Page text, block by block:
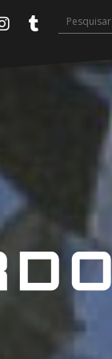
Instagram
Tumblr
Pesquisar
por: